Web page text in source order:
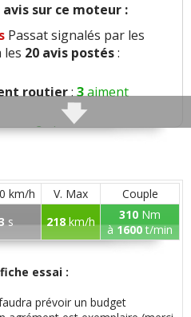
sur ce moteur :
Passat signalés par les
20 avis postés:
routier:3aiment
:2aiment
:8aiment1n'aime pas
bruit perçu:1aime1
pas
plastiques:2aiment
km/h V. Max
Couple
s 218km/h 310 Nm
à1600t/min
essai :
prévoir un budget